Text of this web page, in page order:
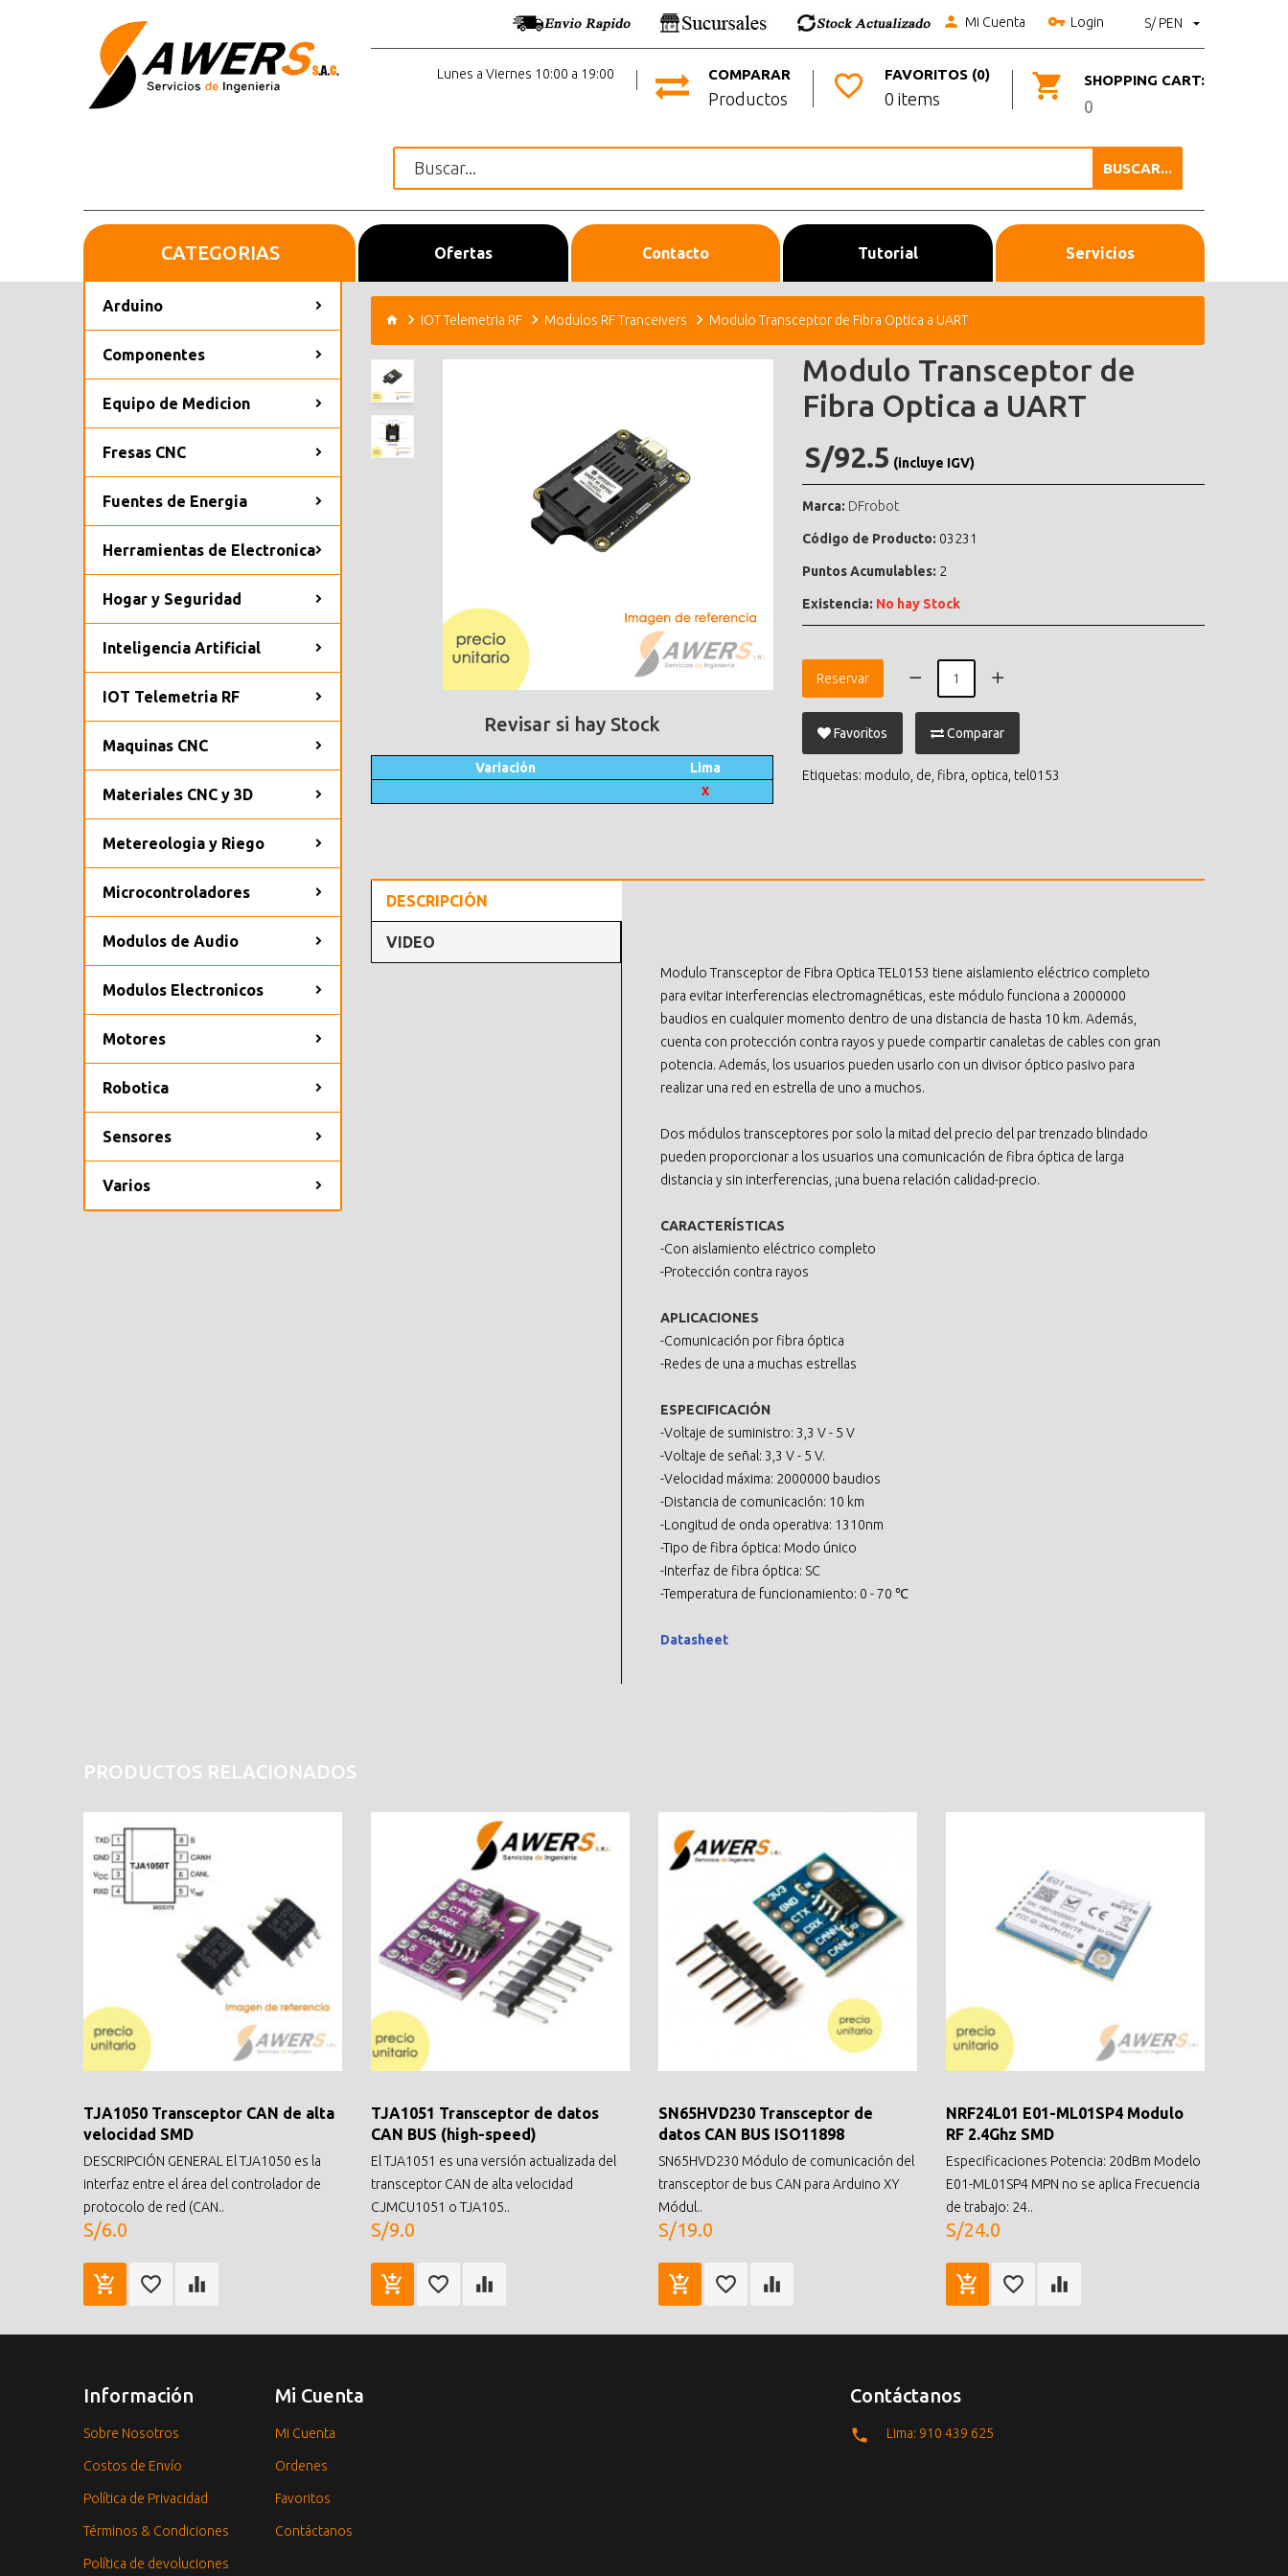
S/ PEN
Mi Cuenta Login
SHOPPING CART:
0
FAVORITOS (0)
0 items
COMPARAR
Productos
Lunes a Viernes 10:00 a 19:00
BUSCAR...
Inicio Ofertas Contacto Tutorial Servicios
CATEGORIAS
Arduino
Componentes
Equipo de Medicion
Fresas CNC
Fuentes de Energia
Herramientas de Electronica
Hogar y Seguridad
Inteligencia Artificial
IOT Telemetria RF
Maquinas CNC
Materiales CNC y 3D
Metereologia y Riego
Microcontroladores
Modulos de Audio
Modulos Electronicos
Motores
Robotica
Sensores
Varios
IOT Telemetria RF Modulos RF Tranceivers Modulo Transceptor de Fibra Optica a UART
Revisar si hay Stock
Variación Lima
X
Modulo Transceptor de
Fibra Optica a UART
S/92.5 (incluye IGV)
Marca: DFrobot
Código de Producto: 03231
Puntos Acumulables: 2
Existencia: No hay Stock
Reservar
Favoritos Comparar
Etiquetas: modulo de fibra optica tel0153
DESCRIPCIÓN
VIDEO
Modulo Transceptor de Fibra Optica TEL0153 tiene aislamiento eléctrico completo
para evitar interferencias electromagnéticas, este módulo funciona a 2000000
baudios en cualquier momento dentro de una distancia de hasta 10 km. Además,
cuenta con protección contra rayos y puede compartir canaletas de cables con gran
potencia. Además, los usuarios pueden usarlo con un divisor óptico pasivo para
realizar una red en estrella de uno a muchos.
Dos módulos transceptores por solo la mitad del precio del par trenzado blindado
pueden proporcionar a los usuarios una comunicación de fibra óptica de larga
distancia y sin interferencias, ¡una buena relación calidad-precio.
CARACTERÍSTICAS
-Con aislamiento eléctrico completo
-Protección contra rayos
APLICACIONES
-Comunicación por fibra óptica
-Redes de una a muchas estrellas
ESPECIFICACIÓN
-Voltaje de suministro: 3,3 V - 5 V
-Voltaje de señal: 3,3 V - 5 V.
-Velocidad máxima: 2000000 baudios
-Distancia de comunicación: 10 km
-Longitud de onda operativa: 1310nm
-Tipo de fibra óptica: Modo único
-Interfaz de fibra óptica: SC
-Temperatura de funcionamiento: 0 - 70 ℃
Datasheet
PRODUCTOS RELACIONADOS
TJA1050 Transceptor CAN de alta
velocidad SMD
DESCRIPCIÓN GENERAL El TJA1050 es la
interfaz entre el área del controlador de
protocolo de red (CAN..
S/6.0
TJA1051 Transceptor de datos
CAN BUS (high-speed)
El TJA1051 es una versión actualizada del
transceptor CAN de alta velocidad
CJMCU1051 o TJA105..
S/9.0
SN65HVD230 Transceptor de
datos CAN BUS ISO11898
SN65HVD230 Módulo de comunicación del
transceptor de bus CAN para Arduino XY
Módul..
S/19.0
NRF24L01 E01-ML01SP4 Modulo
RF 2.4Ghz SMD
Especificaciones Potencia: 20dBm Modelo
E01-ML01SP4 MPN no se aplica Frecuencia
de trabajo: 24..
S/24.0
Información
Sobre Nosotros
Costos de Envío
Política de Privacidad
Términos & Condiciones
Política de devoluciones
Mi Cuenta
Mi Cuenta
Ordenes
Favoritos
Contáctanos
Contáctanos
Lima: 910 439 625